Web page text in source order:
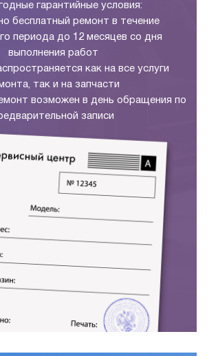
гарантийные условия:
бесплатный ремонт в течение
периода до 12 месяцев со дня
выполнения работ
как на все услуги
так и на запчасти
возможен в день обращения по
записи